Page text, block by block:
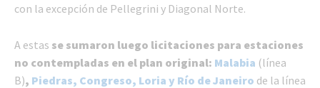
con la excepción de Pellegrini y Diagonal Norte.
A estas se sumaron luego licitaciones para estaciones
no contempladas en el plan original: Malabia (línea
B), Piedras, Congreso, Loria y Río de Janeiro de la línea